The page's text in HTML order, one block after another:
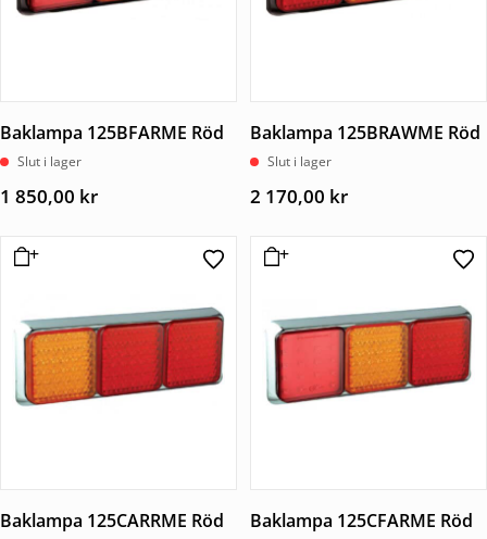
Baklampa 125BFARME Röd
Slut i lager
1 850,00 kr
Baklampa 125BRAWME Röd
Slut i lager
2 170,00 kr
Baklampa 125CARRME Röd Baklampa 125CFARME Röd